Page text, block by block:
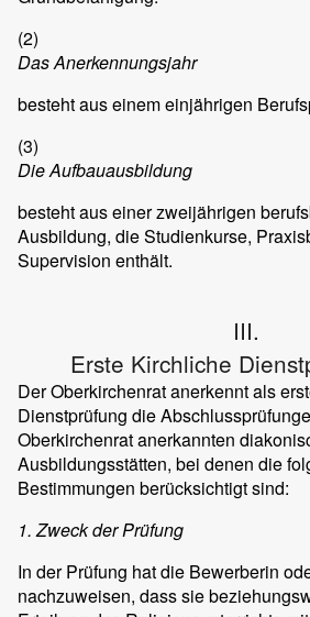
(2)
Das Anerkennungsjahr
besteht aus einem einjährigen
(3)
Die Aufbauausbildung
besteht aus einer zweijährigen
Ausbildung, die Studienkurse,
Supervision enthält.
III.
Erste Kirchliche
Der Oberkirchenrat anerkennt als
Dienstprüfung die
Oberkirchenrat anerkannten
Ausbildungsstätten, bei denen die
Bestimmungen berücksichtigt sind:
1. Zweck der Prüfung
In der Prüfung hat die Bewerberin
nachzuweisen, dass sie